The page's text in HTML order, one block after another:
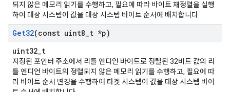
되지 않은 메모리 읽기를 수행하고, 필요에 따라 바이트 재정렬을 실행
하여 대상 시스템이 값을 대상 시스템 바이트 순서에 배치합니다.
Get32(const uint8 t *p)
uint32_t
지정된 포인터 주소에서 리틀 엔디언 바이트로 정렬된 32비트 값의 리
틀 엔디언 바이트의 정렬되지 않은 메모리 읽기를 수행하고, 필요에 따
라 바이트 순서 변경을 수행하여 타겟 시스템이 값을 대상 시스템 바이